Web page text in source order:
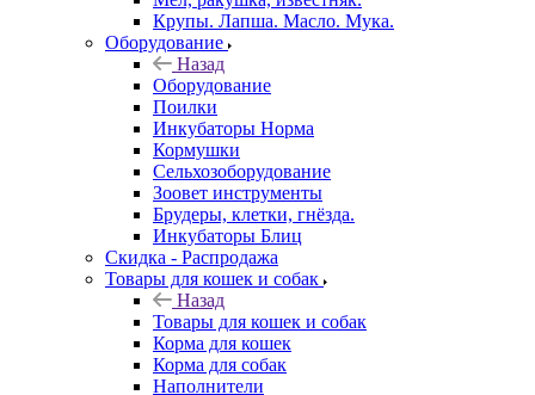
Крупы. Лапша. Масло. Мука.
Оборудование
Назад
Оборудование
Поилки
Инкубаторы Норма
Кормушки
Сельхозоборудование
Зоовет инструменты
Брудеры, клетки, гнёзда.
Инкубаторы Блиц
Скидка - Распродажа
Товары для кошек и собак
Назад
Товары для кошек и собак
Корма для кошек
Корма для собак
Наполнители